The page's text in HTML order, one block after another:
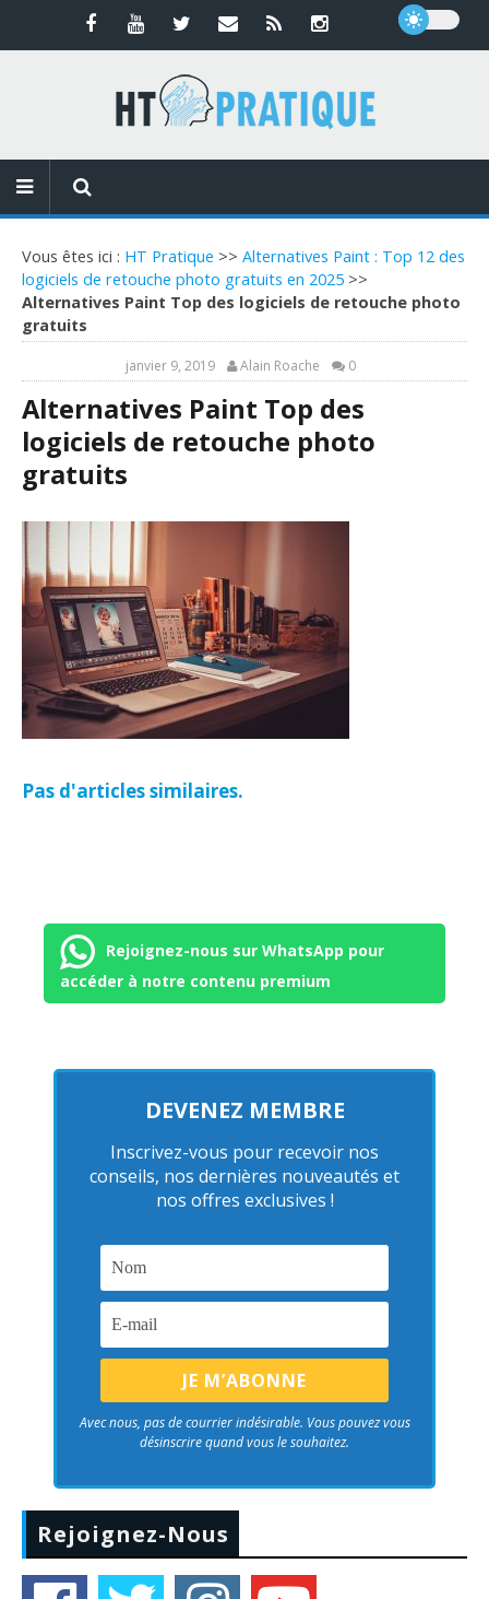
Vous êtes ici : HT Pratique >> Alternatives Paint : Top 12 des
logiciels de retouche photo gratuits en 2025 >>
Alternatives Paint Top des logiciels de retouche photo
gratuits
janvier 9, 2019 Alain Roache 0
Alternatives Paint Top des
logiciels de retouche photo
gratuits
Pas d'articles similaires.
Rejoignez-nous sur WhatsApp pour
accéder à notre contenu premium
DEVENEZ MEMBRE
Inscrivez-vous pour recevoir nos
conseils, nos dernières nouveautés et
nos offres exclusives !
Avec nous, pas de courrier indésirable. Vous pouvez vous
désinscrire quand vous le souhaitez.
Rejoignez-Nous